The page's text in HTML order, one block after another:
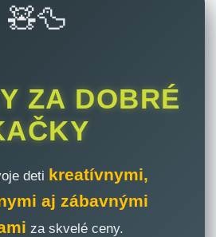
🧸🦆
ZA DOBRÉ
deti kreatívnymi,
aj zábavnými
za skvelé ceny.